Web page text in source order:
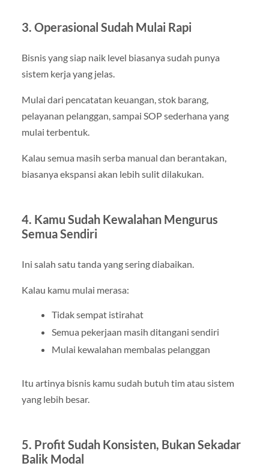
3. Operasional Sudah Mulai Rapi
Bisnis yang siap naik level biasanya sudah punya
sistem kerja yang jelas.
Mulai dari pencatatan keuangan, stok barang,
pelayanan pelanggan, sampai SOP sederhana yang
mulai terbentuk.
Kalau semua masih serba manual dan berantakan,
biasanya ekspansi akan lebih sulit dilakukan.
4. Kamu Sudah Kewalahan Mengurus
Semua Sendiri
Ini salah satu tanda yang sering diabaikan.
Kalau kamu mulai merasa:
Tidak sempat istirahat
Semua pekerjaan masih ditangani sendiri
Mulai kewalahan membalas pelanggan
Itu artinya bisnis kamu sudah butuh tim atau sistem
yang lebih besar.
5. Profit Sudah Konsisten, Bukan Sekadar
Balik Modal